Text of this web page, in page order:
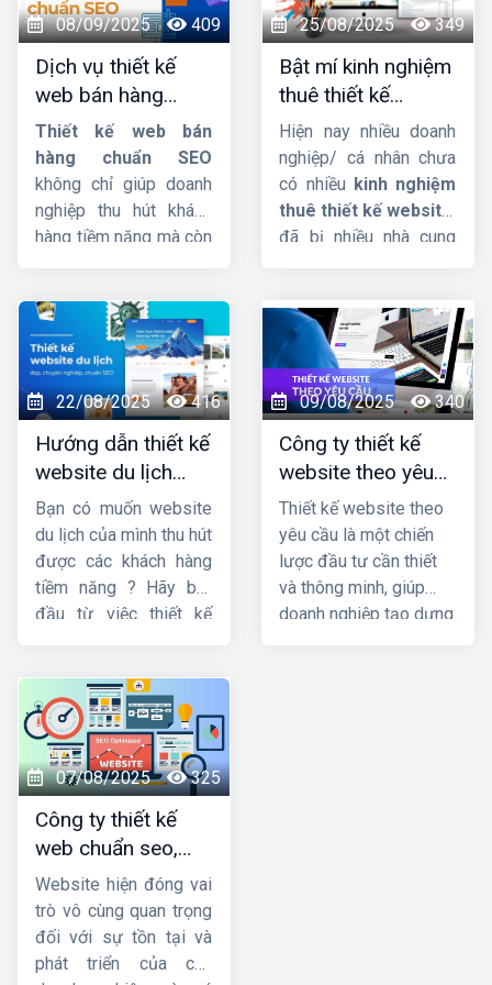
thu cực khủng. Nếu bạn
cũng đang muốn sở
hữu một website bán
mỹ phẩm chuyên
nghiệp, hãy theo dõi
ngay bài viết sau đây
củaCông ty HIG
nhất kết quả tìm kiếm.
08/09/2025 409
Dịch vụ thiết kế
web bán hàng
chuẩn SEO, uy tín,
chuyên nghiệp
Thiết kế web bán
hàng chuẩn SEO
không chỉ giúp doanh
nghiệp thu hút khách
hàng tiềm năng mà còn
người dùng trên mọi
thiết bị. Một website
chuẩn SEO sẽ giúp
thương hiệu nâng cao
uy tín, cải thiện thứ
hạng tìm kiếm, từ đó
mở rộng quy mô kinh
doanh một cách bền
vững và hiệu quả.
25/08/2025 349
Bật mí kinh nghiệm
thuê thiết kế
website chuẩn chỉ
và uy tín
Hiện nay nhiều doanh
nghiệp/ cá nhân chưa
có nhiều kinh nghiệm
thuê thiết kế website
đã bị nhiều nhà cung
thống nhất ký kết rõ
ràng. Lý do thì rất nhiều
nhưng chủ yếu là người
đi thuê không có tiêu
chí rõ ràng để chọn bên
thiết kế website uy tín
và chất lượng.
22/08/2025 416
Hướng dẫn thiết kế
website du lịch
đẹp và chuyên
nghiệp
Bạn có muốn website
du lịch của mình thu hút
được các khách hàng
tiềm năng ? Hãy bắt
đầu từ việc thiết kế
Trong bài viết này,
Công ty HIG
xinhướng dẫn thiết
kế website du lịch
đẹp và chuyên nghiệp.
09/08/2025 340
Công ty thiết kế
website theo yêu
cầu uy tín, chuyên
nghiệp
Thiết kế website theo
yêu cầu là một chiến
lược đầu tư cần thiết
và thông minh, giúp
doanh nghiệp tạo dựng
07/08/2025 325
Công ty thiết kế
web chuẩn seo,
chuyên nghiệp, giá
tốt
Website hiện đóng vai
trò vô cùng quan trọng
đối với sự tồn tại và
phát triển của các